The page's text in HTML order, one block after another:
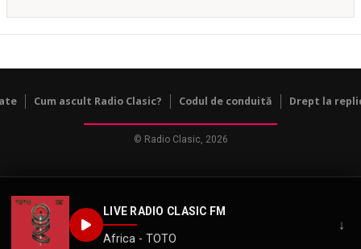
LIVE RADIO CLASIC FM
Africa - TOTO
↓
Cum ascult Radio Clasic? Codul de conduită Drept la
© Radio Clasic, 2026